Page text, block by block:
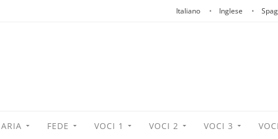
Italiano Inglese
FEDE VOCI 1 VOCI 2 VOCI 3